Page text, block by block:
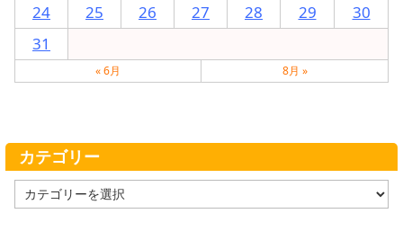
24
25 26 27 28 29
30
31
« 6月 8月 »
カテゴリー
テ